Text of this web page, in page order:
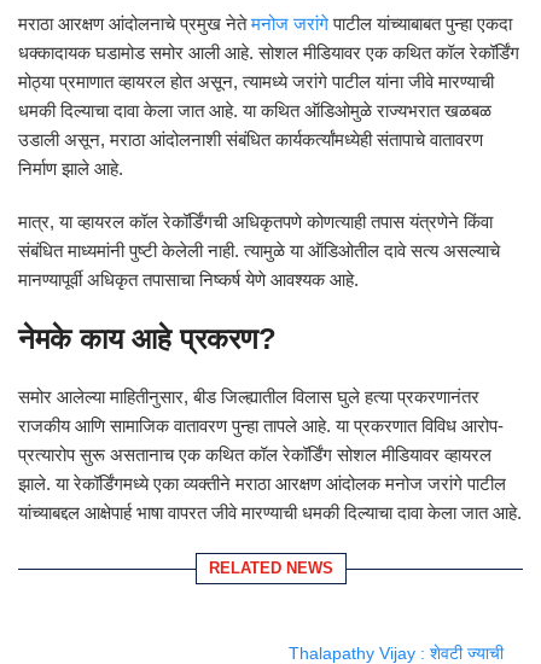
मराठा आरक्षण आंदोलनाचे प्रमुख नेतेमनोज जरांगेपाटील यांच्याबाबत पुन्हा एकदा
धक्कादायक घडामोड समोर आली आहे. सोशल मीडियावर एक कथित कॉल रेकॉर्डिंग
मोठ्या प्रमाणात व्हायरल होत असून, त्यामध्ये जरांगे पाटील यांना जीवे मारण्याची
धमकी दिल्याचा दावा केला जात आहे. या कथित ऑडिओमुळे राज्यभरात खळबळ
उडाली असून, मराठा आंदोलनाशी संबंधित कार्यकर्त्यांमध्येही संतापाचे वातावरण
निर्माण झाले आहे.
मात्र, या व्हायरल कॉल रेकॉर्डिंगची अधिकृतपणे कोणत्याही तपास यंत्रणेने किंवा
संबंधित माध्यमांनी पुष्टी केलेली नाही. त्यामुळे या ऑडिओतील दावे सत्य असल्याचे
मानण्यापूर्वी अधिकृत तपासाचा निष्कर्ष येणे आवश्यक आहे.
नेमके काय आहे प्रकरण?
समोर आलेल्या माहितीनुसार, बीड जिल्ह्यातील विलास घुले हत्या प्रकरणानंतर
राजकीय आणि सामाजिक वातावरण पुन्हा तापले आहे. या प्रकरणात विविध आरोप-
प्रत्यारोप सुरू असतानाच एक कथित कॉल रेकॉर्डिंग सोशल मीडियावर व्हायरल
झाले. या रेकॉर्डिंगमध्ये एका व्यक्तीने मराठा आरक्षण आंदोलक मनोज जरांगे पाटील
यांच्याबद्दल आक्षेपार्ह भाषा वापरत जीवे मारण्याची धमकी दिल्याचा दावा केला जात आहे.
RELATED NEWS
Thalapathy Vijay : शेवटी ज्याची